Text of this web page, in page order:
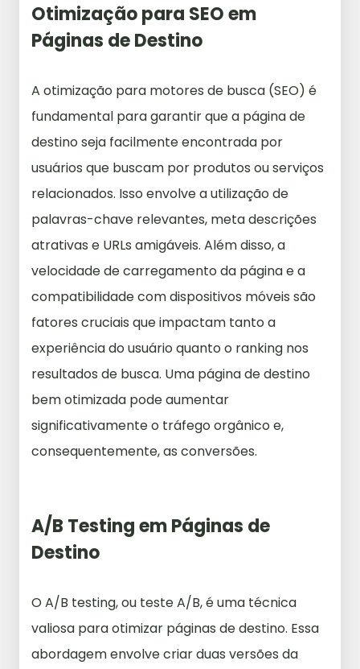
Otimização para SEO em
Páginas de Destino
A otimização para motores de busca (SEO) é
fundamental para garantir que a página de
destino seja facilmente encontrada por
usuários que buscam por produtos ou serviços
relacionados. Isso envolve a utilização de
palavras-chave relevantes, meta descrições
atrativas e URLs amigáveis. Além disso, a
velocidade de carregamento da página e a
compatibilidade com dispositivos móveis são
fatores cruciais que impactam tanto a
experiência do usuário quanto o ranking nos
resultados de busca. Uma página de destino
bem otimizada pode aumentar
significativamente o tráfego orgânico e,
consequentemente, as conversões.
A/B Testing em Páginas de
Destino
O A/B testing, ou teste A/B, é uma técnica
valiosa para otimizar páginas de destino. Essa
abordagem envolve criar duas versões da